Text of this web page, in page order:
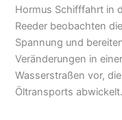
Hormus Schifffahrt in
Reeder beobachten
Spannung und
Veränderungen in
Wasserstraßen vor,
Öltransports abwickelt.